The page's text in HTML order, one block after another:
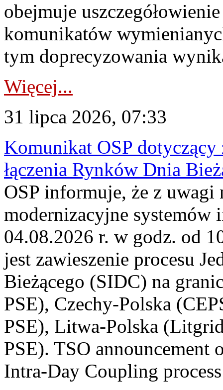
obejmuje
komunikatów
tym doprecyzowania
Więcej...
31 lipca 2026, 07:33
Komunikat OSP dotyczący
łączenia Rynków Dnia
OSP informuje, że z uwagi
modernizacyjne
04.08.2026 r. w godz. od
jest zawieszenie procesu
Bieżącego (SIDC) na
PSE), Czechy-Polska
PSE), Litwa-Polska
PSE). TSO announcement
Intra-Day Coupling